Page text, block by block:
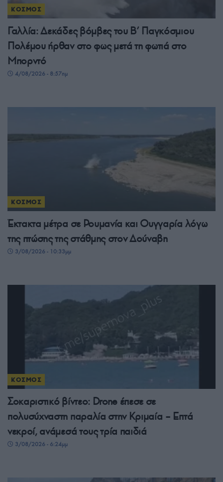
ΚΟΣΜΟΣ
Γαλλία: Δεκάδες βόμβες του Β’ Παγκόσμιου
Πολέμου ήρθαν στο φως μετά τη φωτιά στο
Μπορντό
4/08/2026 - 8:57πμ
ΚΟΣΜΟΣ
Έκτακτα μέτρα σε Ρουμανία και Ουγγαρία λόγω
της πτώσης της στάθμης στον Δούναβη
3/08/2026 - 10:33μμ
ΚΟΣΜΟΣ
Σοκαριστικό βίντεο: Drone έπεσε σε
πολυσύχναστη παραλία στην Κριμαία – Επτά
νεκροί, ανάμεσά τους τρία παιδιά
3/08/2026 - 6:24μμ